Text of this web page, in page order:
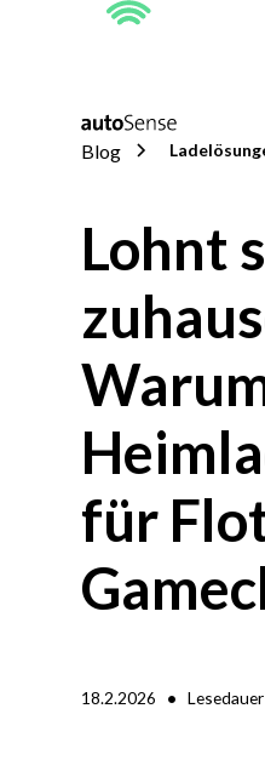
Blog
Lohnt
für
18.2.2026 •